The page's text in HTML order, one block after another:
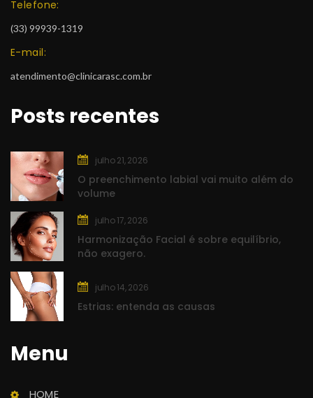
Telefone:
(33) 99939-1319
E-mail:
atendimento@clinicarasc.com.br
Posts recente
julho 21, 2026
O preenchimento labial vai muito além do
volume
julho 17, 2026
Harmonização Facial é sobre equilíbrio,
não exagero.
julho 14, 2026
Estrias: entenda as causa
Menu
HOME